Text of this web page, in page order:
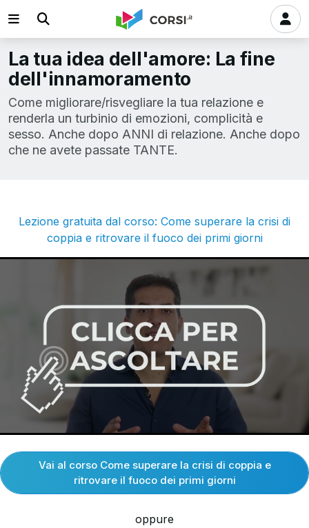
La tua idea dell'amore: La fine
dell'innamoramento
Come migliorare/risvegliare la tua relazione e
renderla un turbinio di emozioni, complicità e
sesso. Anche dopo ANNI di relazione. Anche dopo
che ne avete passate TANTE.
Lezione gratuita dal corso: Come superare la crisi di
coppia e ritrovare il fuoco dei primi giorni
Vai al corso Come superare la crisi di coppia e
ritrovare il fuoco dei primi giorni
oppure